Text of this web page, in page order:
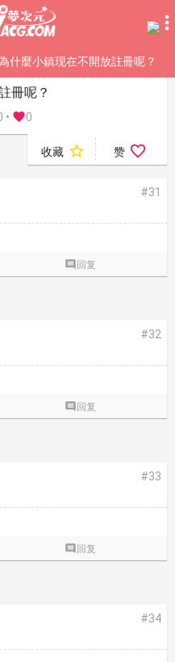
什麼小鎮现在不開放註冊呢？
冊呢？
• 0
收藏  赞 
#31
 回复
#32
 回复
#33
 回复
#34